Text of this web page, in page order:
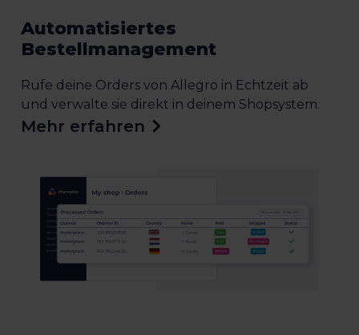
Automatisiertes
Bestellmanagement
Rufe deine Orders von Allegro in Echtzeit ab
und verwalte sie direkt in deinem Shopsystem.
Mehr erfahren